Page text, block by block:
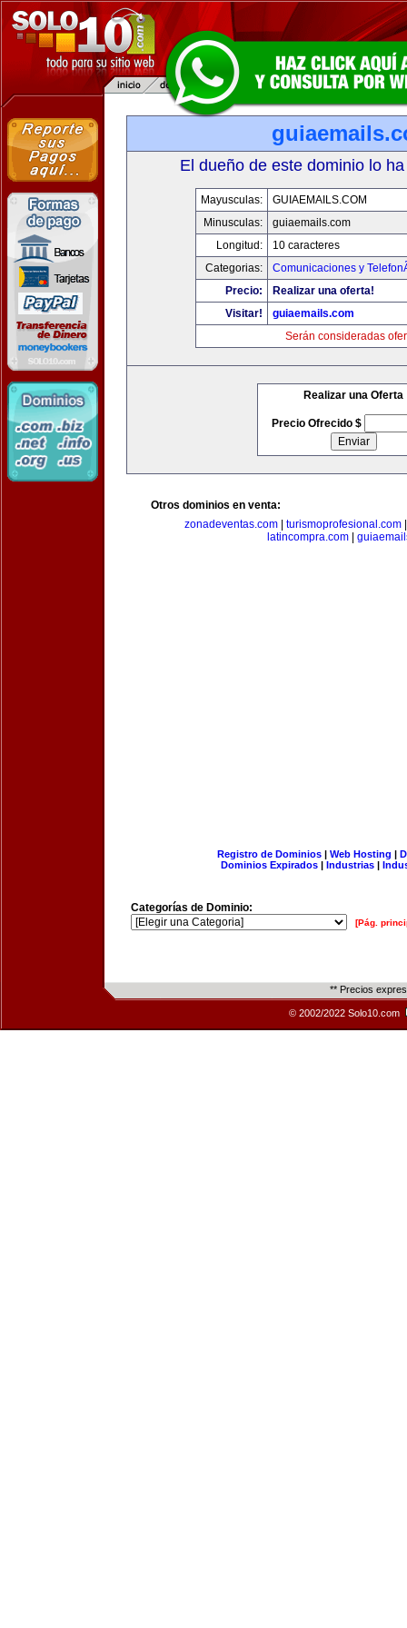
El dueño de este dominio lo
Mayusculas:
GUIAEMAILS.COM
Minusculas:
guiaemails.com
Longitud:
10 caracteres
Categorias:
Comunicaciones y
Precio:
Realizar una oferta!
Visitar!
guiaemails.com
Serán consideradas
Realizar una Oferta
Precio Ofrecido $
Otros dominios en venta:
zonadeventas.com| turismoprofesional.com
latincompra.com|
Registro de Dominios| Web Hosting |
Dominios Expirados | Industrias |
Categorías de Dominio:
[Pág.
** Precios
© 2002/2022 Solo10.com